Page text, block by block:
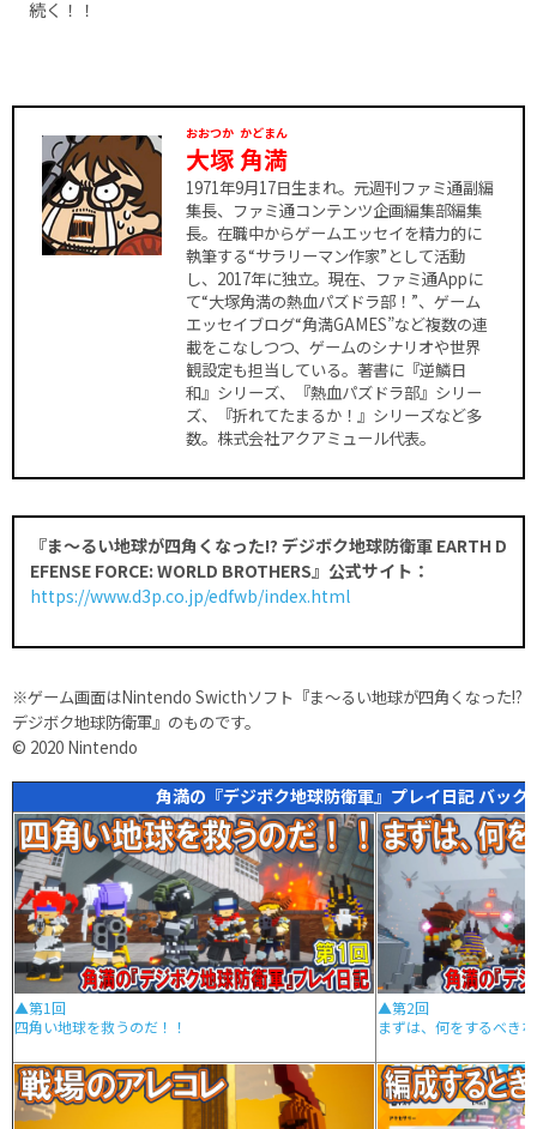
続く！！
大塚
おおつか
角満
かどまん
1971年9月17日生まれ。元週刊ファミ通副編
集長、ファミ通コンテンツ企画編集部編集
長。在職中からゲームエッセイを精力的に
執筆する“サラリーマン作家”として活動
し、2017年に独立。現在、ファミ通Appに
て“大塚角満の熱血パズドラ部！”、ゲーム
エッセイブログ“角満GAMES”など複数の連
載をこなしつつ、ゲームのシナリオや世界
観設定も担当している。著書に『逆鱗日
和』シリーズ、『熱血パズドラ部』シリー
ズ、『折れてたまるか！』シリーズなど多
数。株式会社アクアミュール代表。
『ま～るい地球が四角くなった!? デジボク地球防衛軍 EARTH D
EFENSE FORCE: WORLD BROTHERS』公式サイト：
https://www.d3p.co.jp/edfwb/index.html
※ゲーム画面はNintendo Swicthソフト『ま～るい地球が四角くなった!?
デジボク地球防衛軍』のものです。
© 2020 Nintendo
角満の『デジボク地球防衛軍』プレイ日記 バック
▲第1回
四角い地球を救うのだ！！
▲第2回
まずは、何をするべき